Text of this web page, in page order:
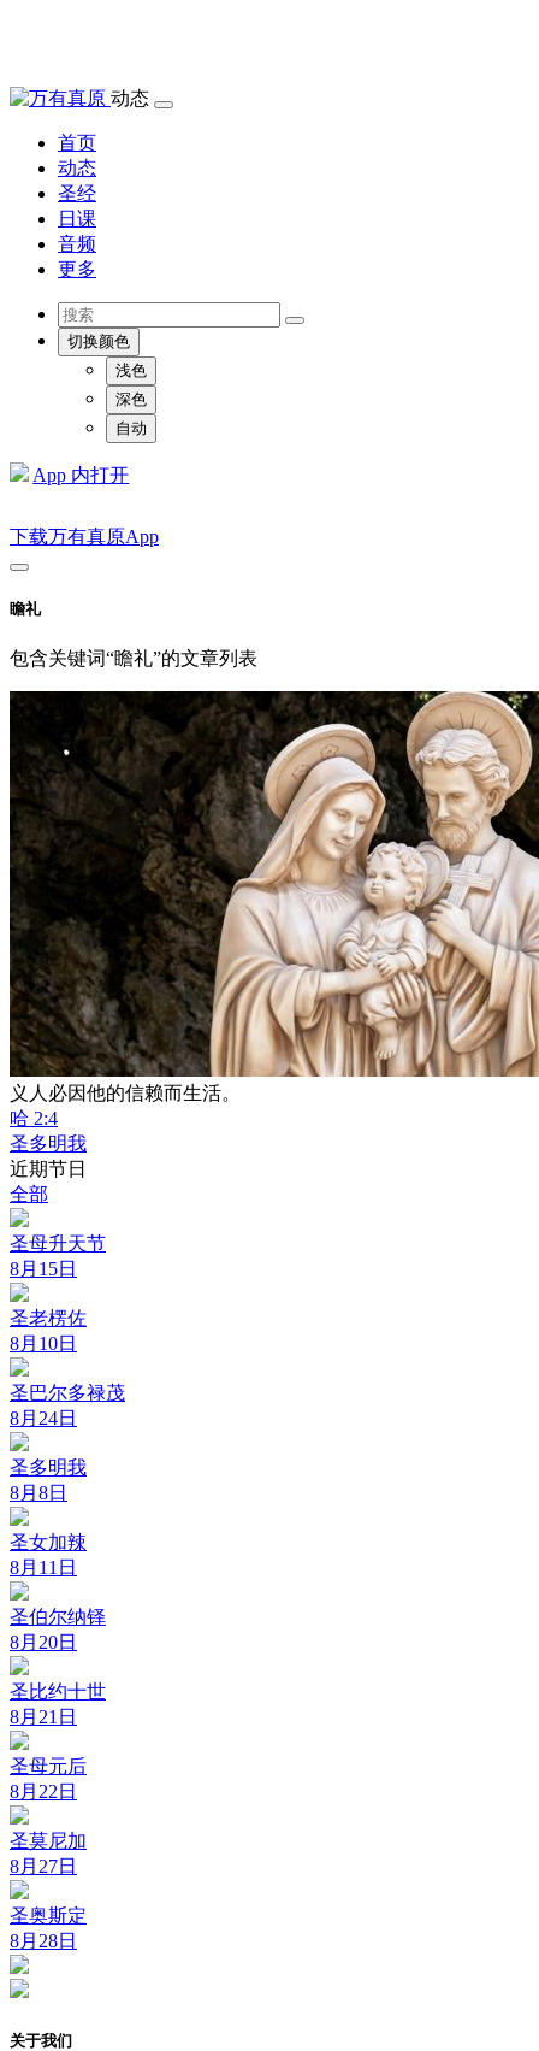
动态
首页
动态
圣经
日课
音频
更多
切换颜色
浅色
深色
自动
App 内打开
下载万有真原App
瞻礼
包含关键词“瞻礼”的文章列表
义人必因他的信赖而生活。
哈 2:4
圣多明我
近期节日
全部
圣母升天节
8月15日
圣老楞佐
8月10日
圣巴尔多禄茂
8月24日
圣多明我
8月8日
圣女加辣
8月11日
圣伯尔纳铎
8月20日
圣比约十世
8月21日
圣母元后
8月22日
圣莫尼加
8月27日
圣奥斯定
8月28日
关于我们